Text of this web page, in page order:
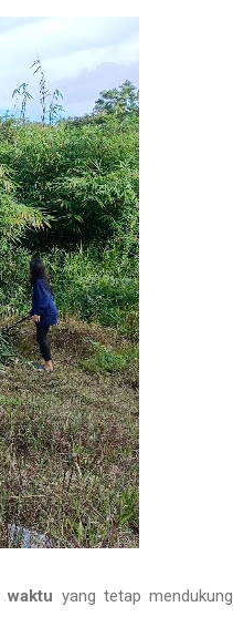
waktu yang tetap mendukung